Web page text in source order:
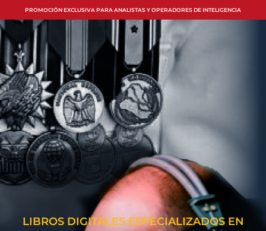
PROMOCIÓN EXCLUSIVA PARA ANALISTAS Y OPERADORES DE INTELIGENCIA
LIBROS DIGITALES ESPECIALIZADOS EN